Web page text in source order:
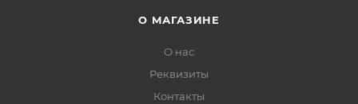
О МАГАЗИНЕ
О нас
Реквизиты
Контакты